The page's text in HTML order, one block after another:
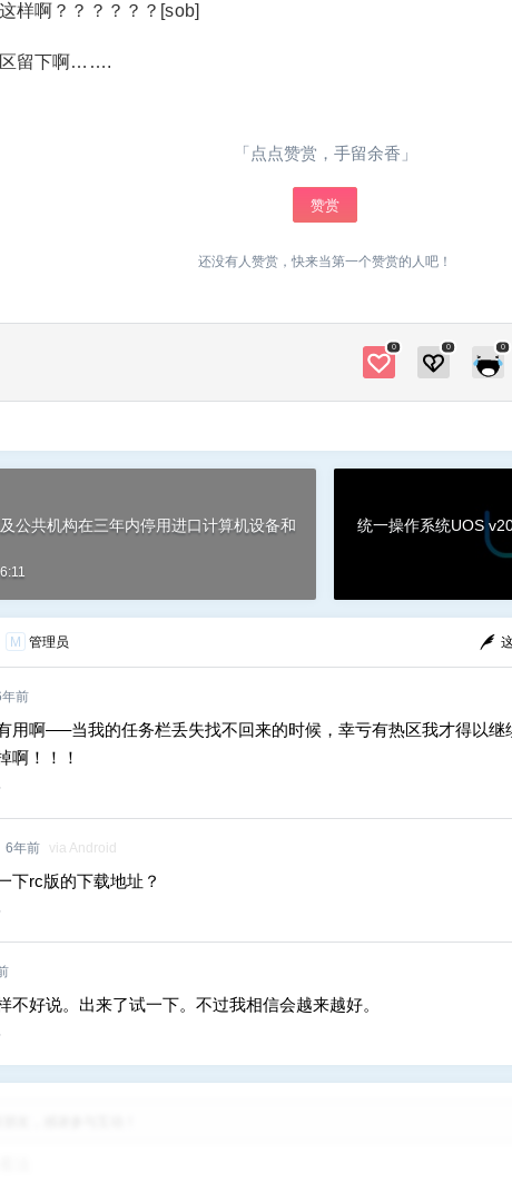
样啊？？？？？？[sob]
区留下啊…….
「点点赞赏，手留余香」
赞赏
还没有人赞赏，快来当第一个赞赏的人吧！
0 0 0
在我刚接触deepin的时候
第四是deepin-wine 20要来
下多任务右下控制中心用
都会不由自主的戳，结果
载了U0S rc，结果发现热
[sob] 能不能把热区留下
公共机构在三年内停用进口计算机设备和
统一操作系统UOS
M 管理员
前
用啊—–当我的任务栏丢失找不回来的时候，幸亏有热区我才得以继
啊！！！
6年前 via Android
下rc版的下载地址？
不好说。出来了试一下。不过我相信会越来越好。
忘记密码？